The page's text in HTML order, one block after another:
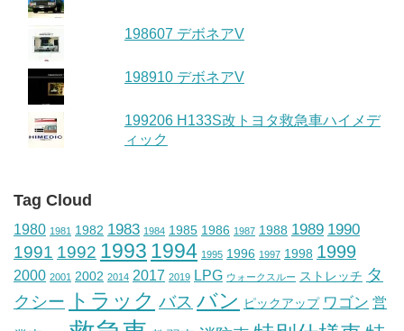
198607 デボネアV
198910 デボネアV
199206 H133S改トヨタ救急車ハイメデ
ィック
Tag Cloud
1980 1981 1982 1983 1984 1985 1986 1987 1988 1989 1990
1991 1992 1993 1994 1995 1996 1997 1998 1999
2000 2001 2002 2014 2017 2019 LPG ウォークスルー ストレッチ タ
クシー
トラック バス バン ピックアップ ワゴン 営